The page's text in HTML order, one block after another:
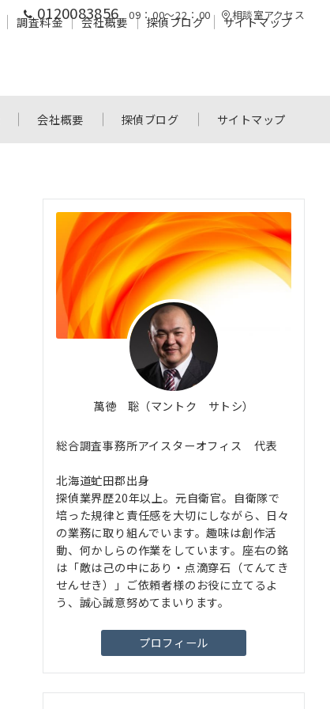
0120083856 09：00～22：00 相談室アクセス
会社概要 探偵ブログ サイトマップ
調査料金 会社概要 探偵ブログ サイトマップ
萬徳 聡（マントク サトシ）
総合調査事務所アイスターオフィス 代表
北海道虻田郡出身
探偵業界歴20年以上。元自衛官。自衛隊で
培った規律と責任感を大切にしながら、日々
の業務に取り組んでいます。趣味は創作活
動、何かしらの作業をしています。座右の銘
は「敵は己の中にあり・点滴穿石（てんてき
せんせき）」ご依頼者様のお役に立てるよ
う、誠心誠意努めてまいります。
プロフィール